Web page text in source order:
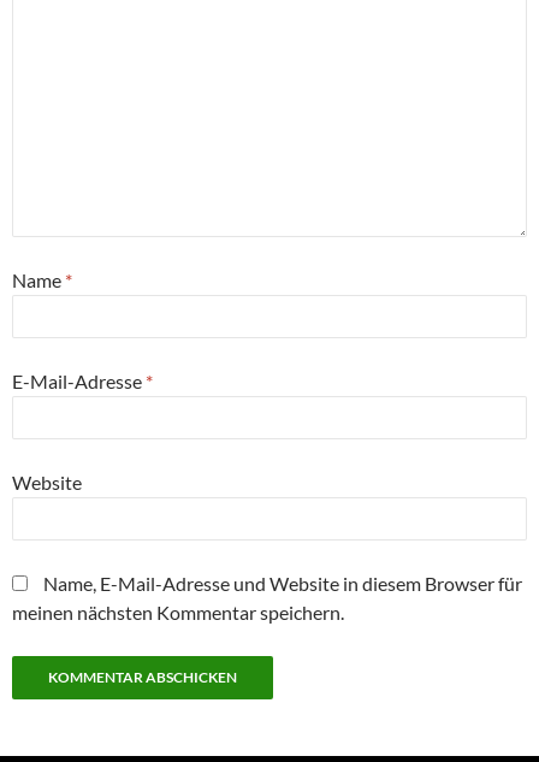
Name *
E-Mail-Adresse *
Website
Name, E-Mail-Adresse und Website in diesem Browser für
meinen nächsten Kommentar speichern.